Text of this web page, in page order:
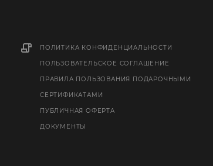
ПОЛИТИКА КОНФИДЕНЦИАЛЬНОСТИ
ПОЛЬЗОВАТЕЛЬСКОЕ СОГЛАШЕНИЕ
ПРАВИЛА ПОЛЬЗОВАНИЯ ПОДАРОЧНЫМИ
СЕРТИФИКАТАМИ
ПУБЛИЧНАЯ ОФЕРТА
ДОКУМЕНТЫ